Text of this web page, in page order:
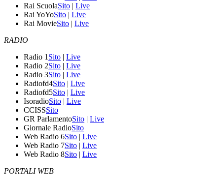
Rai ScuolaSito | Live
Rai YoYoSito | Live
Rai MovieSito | Live
RADIO
Radio 1 Sito | Live
Radio 2Sito | Live
Radio 3Sito | Live
Radiofd4Sito | Live
Radiofd5Sito | Live
IsoradioSito | Live
CCISSSito
GR ParlamentoSito | Live
Giornale RadioSito
Web Radio 6Sito | Live
Web Radio 7Sito | Live
Web Radio 8Sito | Live
PORTALI WEB